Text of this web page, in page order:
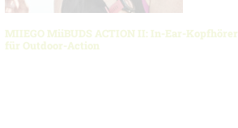
MIIEGO MiiBUDS ACTION II: In-Ear-Kopfhörer
für Outdoor-Action